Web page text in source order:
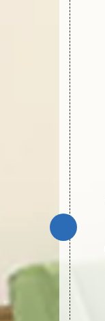
vos objets
avec MD
De Gonois